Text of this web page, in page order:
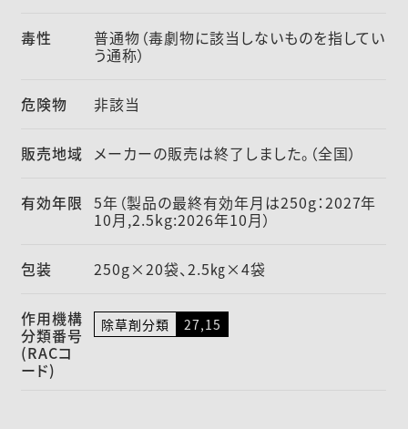
毒性 普通物（毒劇物に該当しないものを指してい
う通称）
危険物 非該当
販売地域 メーカーの販売は終了しました。（全国）
有効年限 5年（製品の最終有効年月は250g：2027年
10月,2.5kg:2026年10月）
包装 250g×20袋、2.5㎏×4袋
作用機構
分類番号
(RACコ
ード)
除草剤分類 27,15